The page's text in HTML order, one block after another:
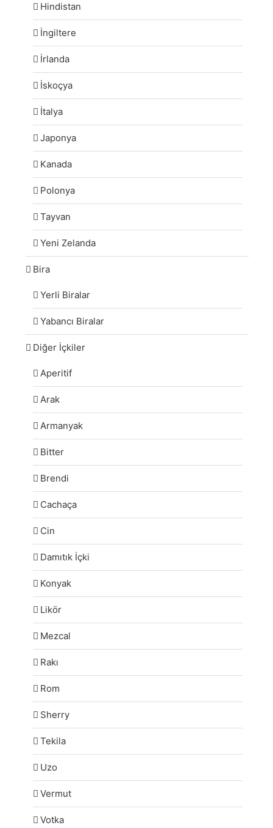
Hindistan
İngiltere
İrlanda
İskoçya
İtalya
Japonya
Kanada
Polonya
Tayvan
Yeni Zelanda
Bira
Yerli Biralar
Yabancı Biralar
Diğer İçkiler
Aperitif
Arak
Armanyak
Bitter
Brendi
Cachaça
Cin
Damıtık İçki
Konyak
Likör
Mezcal
Rakı
Rom
Sherry
Tekila
Uzo
Vermut
Votka